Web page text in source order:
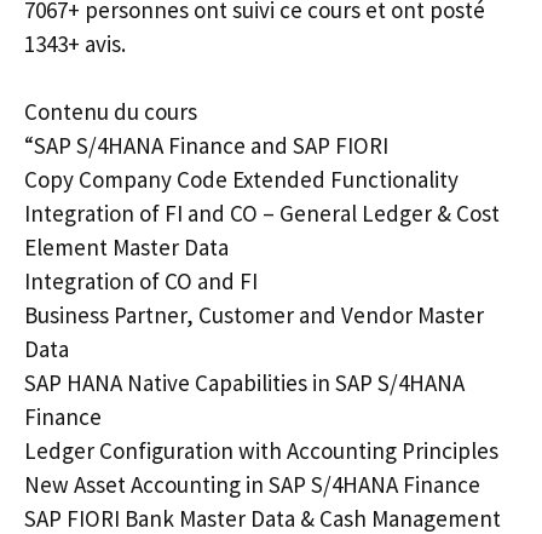
7067+ personnes ont suivi ce cours et ont posté
1343+ avis.
Contenu du cours
“SAP S/4HANA Finance and SAP FIORI
Copy Company Code Extended Functionality
Integration of FI and CO – General Ledger & Cost
Element Master Data
Integration of CO and FI
Business Partner, Customer and Vendor Master
Data
SAP HANA Native Capabilities in SAP S/4HANA
Finance
Ledger Configuration with Accounting Principles
New Asset Accounting in SAP S/4HANA Finance
SAP FIORI Bank Master Data & Cash Management